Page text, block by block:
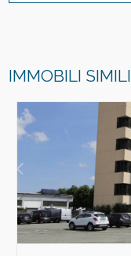
IMMOBILI SIMILI